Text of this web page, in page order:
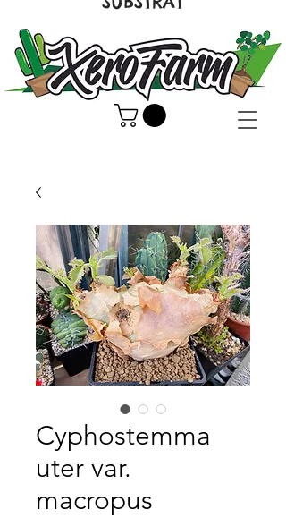
Cyphostemma
uter var.
macropus